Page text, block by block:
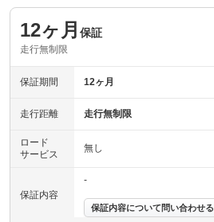
12ヶ月 保証
走行無制限
保証期間 12ヶ月
走行距離 走行無制限
ロード
サービス
無し
保証内容
-
保証内容について問い合わせる